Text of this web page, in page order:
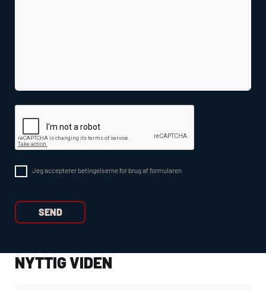
Jeg accepterer betingelserne for brug af formularen
NYTTIG VIDEN